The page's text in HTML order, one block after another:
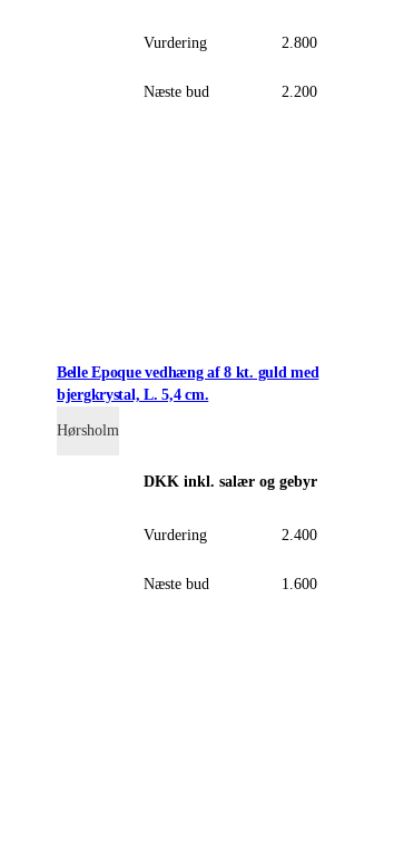
Vurdering 2.800
Næste bud 2.200
Belle Epoque vedhæng af 8 kt. guld med
bjergkrystal, L. 5,4 cm.
Hørsholm
DKK inkl. salær og gebyr
Vurdering 2.400
Næste bud 1.600